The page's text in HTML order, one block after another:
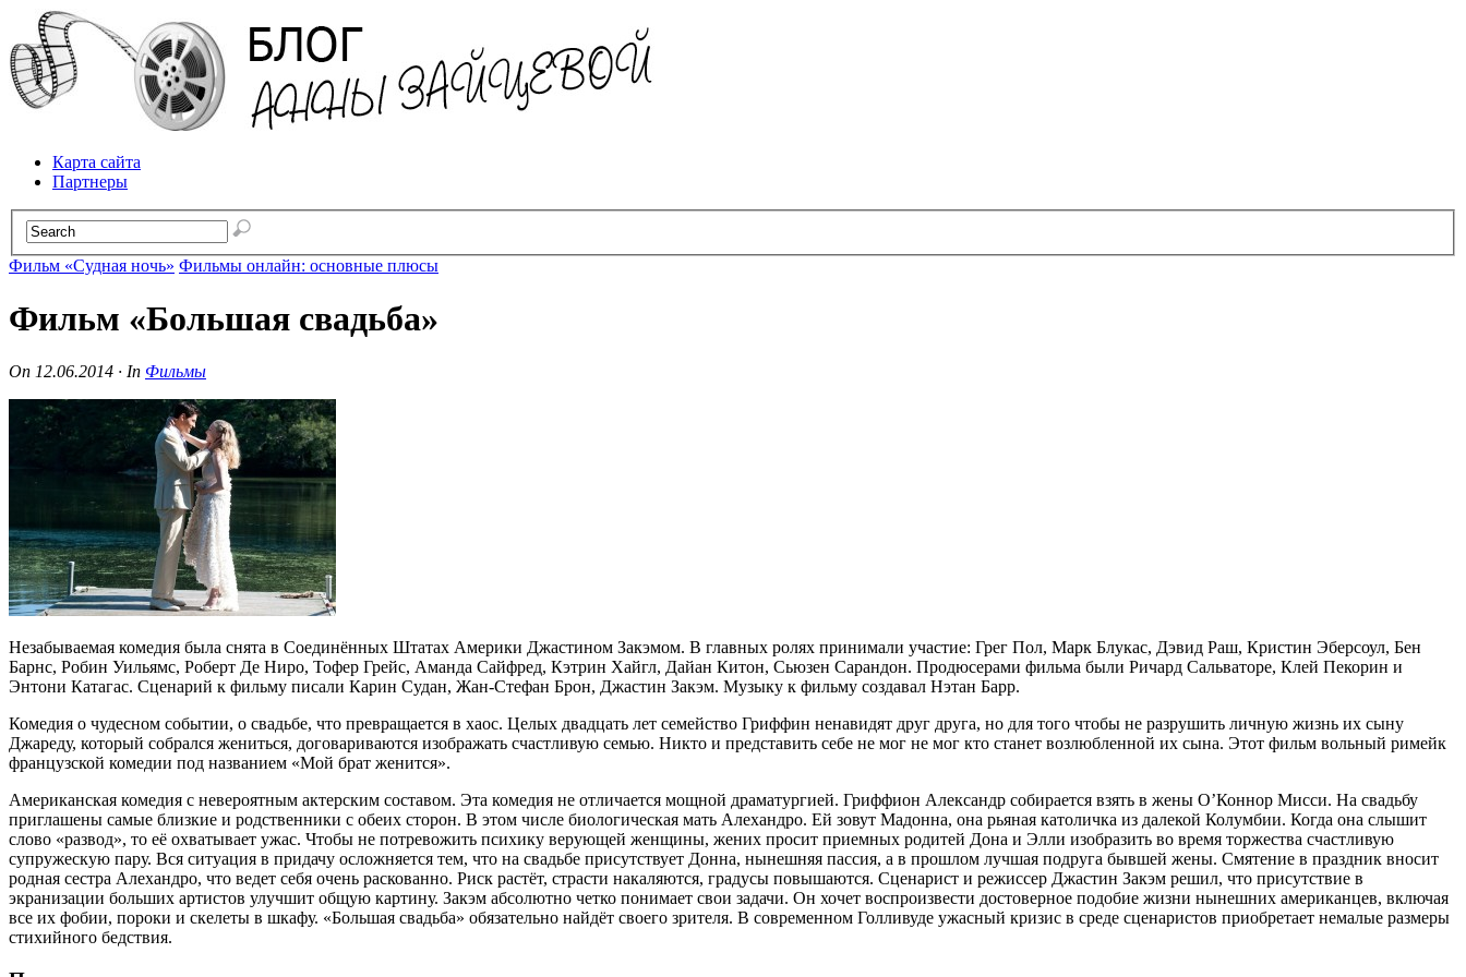
Карта сайта
Партнеры
Фильм «Судная ночь» Фильмы онлайн: основные плюсы
Фильм «Большая свадьба»
On 12.06.2014 · In Фильмы
Незабываемая комедия была снята в Соединённых Штатах Америки Джастином Закэмом. В главных ролях принимали участие: Грег Пол, Марк Блукас, Дэвид Раш, Кристин Эберсоул, Бен
Барнс, Робин Уильямс, Роберт Де Ниро, Тофер Грейс, Аманда Сайфред, Кэтрин Хайгл, Дайан Китон, Сьюзен Сарандон. Продюсерами фильма были Ричард Сальваторе, Клей Пекорин и
Энтони Катагас. Сценарий к фильму писали Карин Судан, Жан-Стефан Брон, Джастин Закэм. Музыку к фильму создавал Нэтан Барр.
Комедия о чудесном событии, о свадьбе, что превращается в хаос. Целых двадцать лет семейство Гриффин ненавидят друг друга, но для того чтобы не разрушить личную жизнь их сыну
Джареду, который собрался жениться, договариваются изображать счастливую семью. Никто и представить себе не мог не мог кто станет возлюбленной их сына. Этот фильм вольный римейк
французской комедии под названием «Мой брат женится».
Американская комедия с невероятным актерским составом. Эта комедия не отличается мощной драматургией. Гриффион Александр собирается взять в жены О’Коннор Мисси. На свадьбу
приглашены самые близкие и родственники с обеих сторон. В этом числе биологическая мать Алехандро. Ей зовут Мадонна, она рьяная католичка из далекой Колумбии. Когда она слышит
слово «развод», то её охватывает ужас. Чтобы не потревожить психику верующей женщины, жених просит приемных родитей Дона и Элли изобразить во время торжества счастливую
супружескую пару. Вся ситуация в придачу осложняется тем, что на свадьбе присутствует Донна, нынешняя пассия, а в прошлом лучшая подруга бывшей жены. Смятение в праздник вносит
родная сестра Алехандро, что ведет себя очень раскованно. Риск растёт, страсти накаляются, градусы повышаются. Сценарист и режиссер Джастин Закэм решил, что присутствие в
экранизации больших артистов улучшит общую картину. Закэм абсолютно четко понимает свои задачи. Он хочет воспроизвести достоверное подобие жизни нынешних американцев, включая
все их фобии, пороки и скелеты в шкафу. «Большая свадьба» обязательно найдёт своего зрителя. В современном Голливуде ужасный кризис в среде сценаристов приобретает немалые размеры
стихийного бедствия.